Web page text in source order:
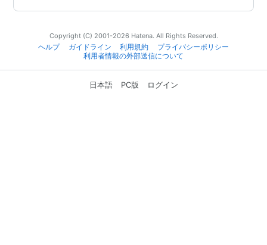
Copyright (C) 2001-2026 Hatena. All Rights Reserved.
ヘルプ
ガイドライン 利用規約
プライバシーポリシー
利用者情報の外部送信について
日本語 PC版 ログイン